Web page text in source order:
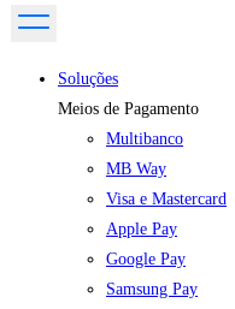
Soluções
Meios de Pagamento
Multibanco
MB Way
Visa e Mastercard
Apple Pay
Google Pay
Samsung Pay